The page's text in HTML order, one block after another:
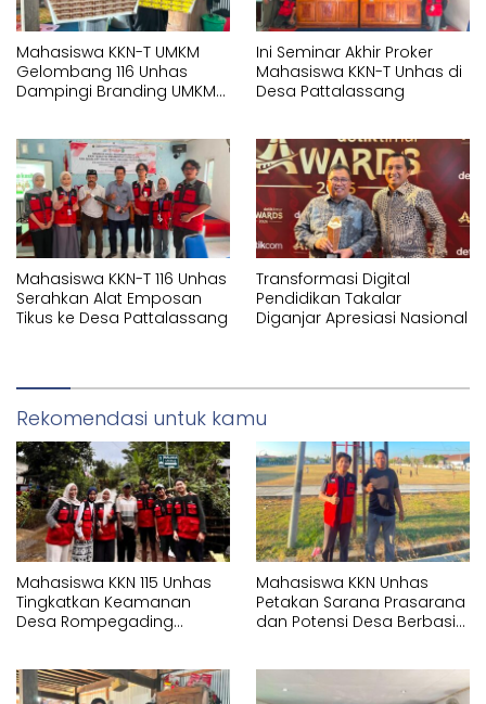
Mahasiswa KKN-T UMKM
Gelombang 116 Unhas
Dampingi Branding UMKM
Ini Seminar Akhir Proker
Mahasiswa KKN-T Unhas di
Desa Pattalassang
Mahasiswa KKN-T 116 Unhas
Serahkan Alat Emposan
Tikus ke Desa Pattalassang
Transformasi Digital
Pendidikan Takalar
Diganjar Apresiasi Nasional
Rekomendasi untuk kamu
Mahasiswa KKN 115 Unhas
Tingkatkan Keamanan
Desa Rompegading
Jalan
Mahasiswa KKN Unhas
Petakan Sarana Prasarana
dan Potensi Desa Berbasis